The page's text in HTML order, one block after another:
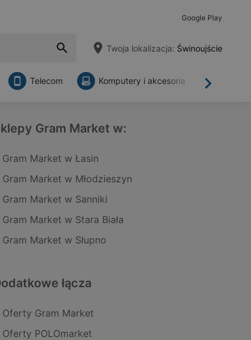
Google Play
Twoja lokalizacja: Świnoujście
Dalej
Telecom Komputery i akcesoria
Gram Market w:
Gram Market w Łasin
Gram Market w Młodzieszyn
Gram Market w Sanniki
Gram Market w Stara Biała
Gram Market w Słupno
łącza
Oferty Gram Market
Oferty POLOmarket